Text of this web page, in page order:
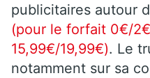
publicitaires autour
(pour le forfait 0€/
15,99€/19,99€). Le
notamment sur sa